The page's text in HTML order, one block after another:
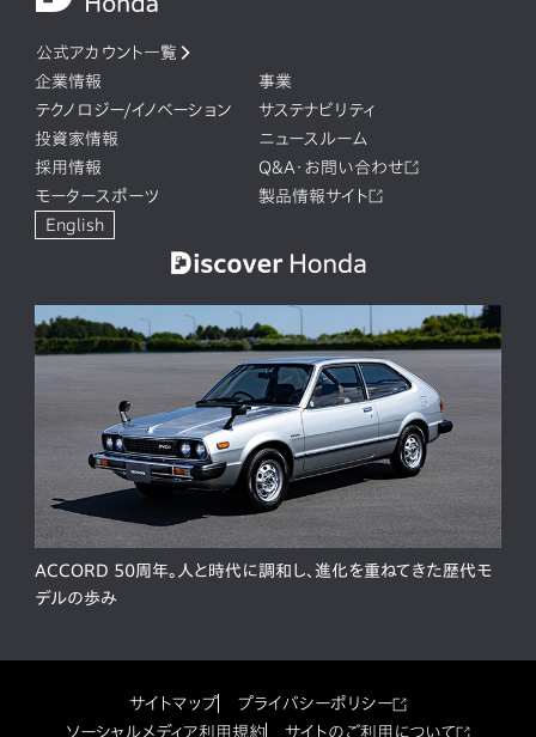
公式アカウント一覧
企業情報
事業
テクノロジー/イノベーション
サステナビリティ
投資家情報
ニュースルーム
採用情報
Q&A・お問い合わせ
モータースポーツ
製品情報サイト
English
ACCORD 50周年。人と時代に調和し、進化を重ねてきた歴代モ
デルの歩み
サイトマップ
プライバシーポリシー
ソーシャルメディア利用規約
サイトのご利用について